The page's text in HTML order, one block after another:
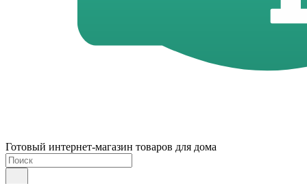
Готовый интернет-магазин товаров для дома